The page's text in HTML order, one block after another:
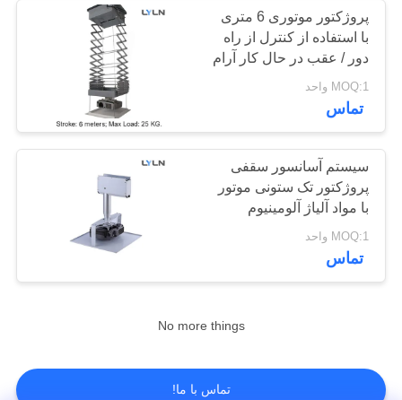
پروژکتور موتوری 6 متری
با استفاده از کنترل از راه
دور / عقب در حال کار آرام
است
MOQ:1 واحد
تماس
سیستم آسانسور سقفی
پروژکتور تک ستونی موتور
با مواد آلیاژ آلومینیوم
MOQ:1 واحد
تماس
No more things
تماس با ما!